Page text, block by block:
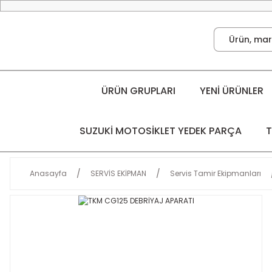
ÜRÜN GRUPLARI YENİ ÜRÜNLER
SUZUKİ MOTOSİKLET YEDEK PARÇA
Anasayfa SERVİS EKİPMAN Servis Tamir Ekipmanları